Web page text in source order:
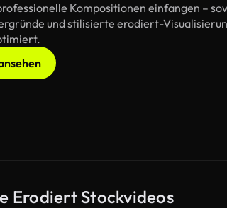
Kompositionen einfangen –
und stilisierte erodiert-
Erodiert Stockvideos